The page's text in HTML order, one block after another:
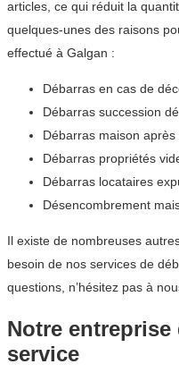
articles, ce qui réduit la
quelques-unes des raisons
effectué à Galgan :
Débarras en cas de
Débarras succession
Débarras maison
Débarras propriétés
Débarras locataires
Désencombrement
Il existe de nombreuses
besoin de nos services de
questions, n’hésitez pas à
Notre entreprise
service